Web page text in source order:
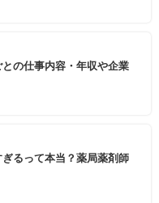
の仕事内容・年収や企業
るって本当？薬局薬剤師